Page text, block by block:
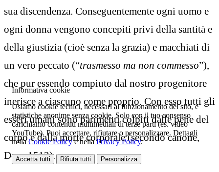
sua discendenza. Conseguentemente ogni uomo e
ogni donna vengono concepiti privi della santità e
della giustizia (cioè senza la grazia) e macchiati di
un vero peccato (“trasmesso ma non commesso”),
che pur essendo compiuto dal nostro progenitore
inerisce a ciascuno come proprio. Con esso tutti gli
esseri umani sono parimenti colpiti dalle pene del
corpo e dalla morte corporale (secondo canone,
Denz 1512).
Informativa cookie
Usiamo cookie tecnici, necessari al funzionamento del sito, e
statistiche anonime senza cookie. Solo con il tuo consenso
carichiamo contenuti multimediali di terze parti (es. video
YouTube). Puoi accettare, rifiutare o personalizzare. Dettagli
nellaCookie Policye nellaPrivacy Policy.
Accetta tutti Rifiuta tutti Personalizza